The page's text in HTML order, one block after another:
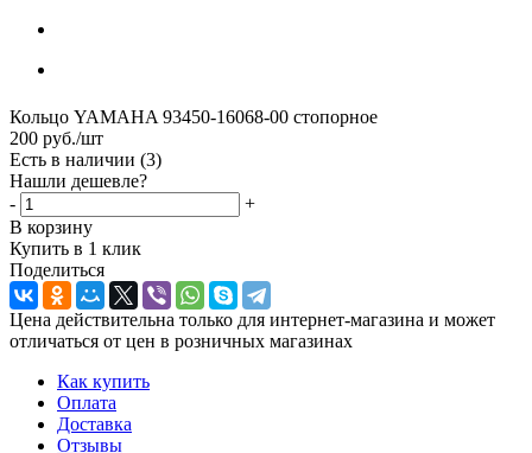
Кольцо YAMAHA 93450-16068-00 стопорное
200 руб./шт
Есть в наличии (3)
Нашли дешевле?
-
+
В корзину
Купить в 1 клик
Поделиться
Цена действительна только для интернет-магазина и может
отличаться от цен в розничных магазинах
Как купить
Оплата
Доставка
Отзывы